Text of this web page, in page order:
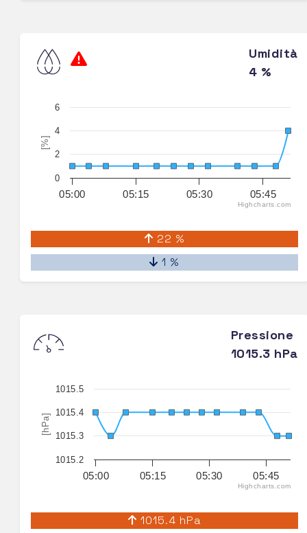
Umidità
4 %
[%]
05:00 05:15 05:30 05:45
0
2
4
6
Highcharts.com
22 %
1 %
Pressione
1015.3 hPa
[hPa]
05:00 05:15 05:30 05:45
1015.2
1015.3
1015.4
1015.5
Highcharts.com
1015.4 hPa